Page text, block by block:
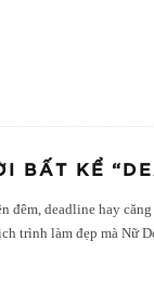
BẤT KỂ
đêm, deadline hay
trình làm đẹp mà Nữ